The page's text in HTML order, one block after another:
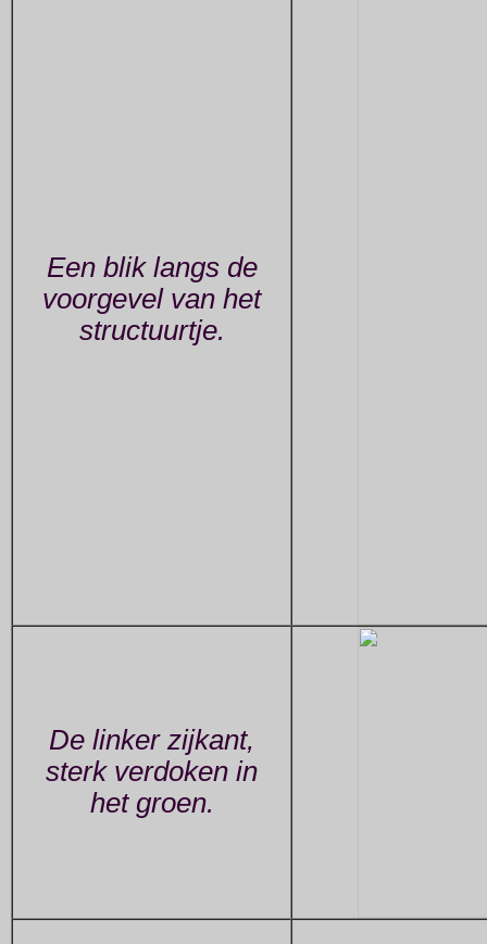
Een blik langs de
voorgevel van het
structuurtje.
De linker zijkant,
sterk verdoken in
het groen.